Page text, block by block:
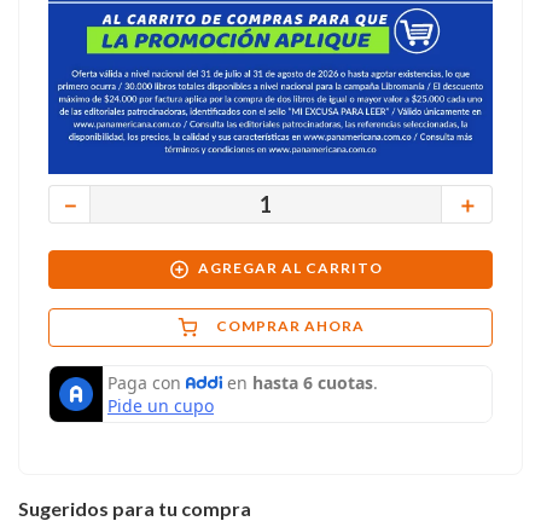
＋
－
AGREGAR AL CARRITO
COMPRAR AHORA
Sugeridos para tu compra